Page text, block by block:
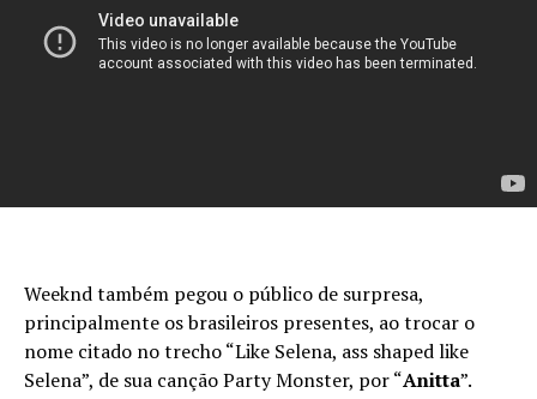
Weeknd também pegou o público de surpresa,
principalmente os brasileiros presentes, ao trocar o
nome citado no trecho “Like Selena, ass shaped like
Selena”, de sua canção Party Monster, por “Anitta”.